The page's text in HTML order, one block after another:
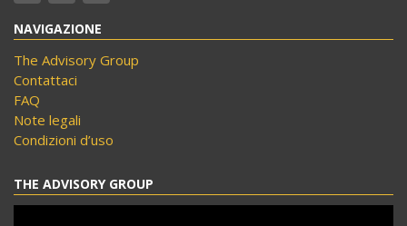
NAVIGAZIONE
The Advisory Group
Contattaci
FAQ
Note legali
Condizioni d’uso
THE ADVISORY GROUP